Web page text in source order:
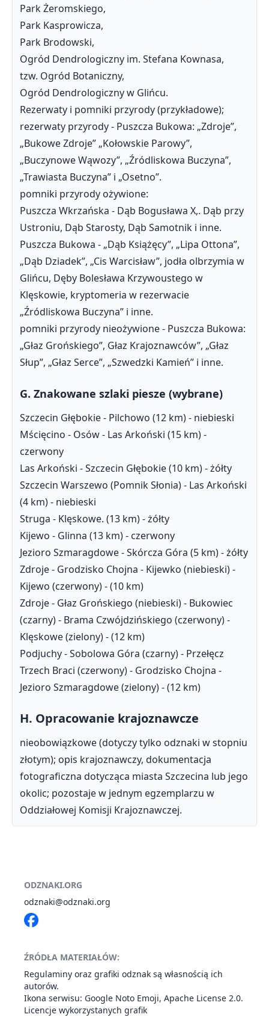
Park Żeromskiego,
Park Kasprowicza,
Park Brodowski,
Ogród Dendrologiczny im. Stefana Kownasa,
tzw. Ogród Botaniczny,
Ogród Dendrologiczny w Glińcu.
Rezerwaty i pomniki przyrody (przykładowe);
rezerwaty przyrody - Puszcza Bukowa: „Zdroje”,
„Bukowe Zdroje” „Kołowskie Parowy”,
„Buczynowe Wąwozy”, „Źródliskowa Buczyna”,
„Trawiasta Buczyna” i „Osetno”.
pomniki przyrody ożywione:
Puszcza Wkrzańska - Dąb Bogusława X,. Dąb przy
Ustroniu, Dąb Starosty, Dąb Samotnik i inne.
Puszcza Bukowa - „Dąb Książęcy”, „Lipa Ottona”,
„Dąb Dziadek”, „Cis Warcisław”, jodła olbrzymia w
Glińcu, Dęby Bolesława Krzywoustego w
Klęskowie, kryptomeria w rezerwacie
„Źródliskowa Buczyna” i inne.
pomniki przyrody nieożywione - Puszcza Bukowa:
„Głaz Grońskiego”, Głaz Krajoznawców”, „Głaz
Słup”, „Głaz Serce”, „Szwedzki Kamień” i inne.
G. Znakowane szlaki piesze (wybrane)
Szczecin Głębokie - Pilchowo (12 km) - niebieski
Mścięcino - Osów - Las Arkoński (15 km) -
czerwony
Las Arkoński - Szczecin Głębokie (10 km) - żółty
Szczecin Warszewo (Pomnik Słonia) - Las Arkoński
(4 km) - niebieski
Struga - Klęskowe. (13 km) - żółty
Kijewo - Glinna (13 km) - czerwony
Jezioro Szmaragdowe - Skórcza Góra (5 km) - żółty
Zdroje - Grodzisko Chojna - Kijewko (niebieski) -
Kijewo (czerwony) - (10 km)
Zdroje - Głaz Grońskiego (niebieski) - Bukowiec
(czarny) - Brama Czwójdzińskiego (czerwony) -
Klęskowe (zielony) - (12 km)
Podjuchy - Sobolowa Góra (czarny) - Przełęcz
Trzech Braci (czerwony) - Grodzisko Chojna -
Jezioro Szmaragdowe (zielony) - (12 km)
H. Opracowanie krajoznawcze
nieobowiązkowe (dotyczy tylko odznaki w stopniu
złotym); opis krajoznawczy, dokumentacja
fotograficzna dotycząca miasta Szczecina lub jego
okolic; pozostaje w jednym egzemplarzu w
Oddziałowej Komisji Krajoznawczej.
ODZNAKI.ORG
odznaki@odznaki.org
ŹRÓDŁA MATERIAŁÓW:
Regulaminy oraz grafiki odznak są własnością ich
autorów.
Ikona serwisu: Google Noto Emoji, Apache License 2.0.
Licencje wykorzystanych grafik